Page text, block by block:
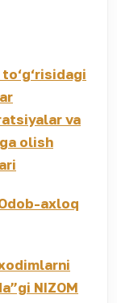
va
olish
axloq
NIZOM